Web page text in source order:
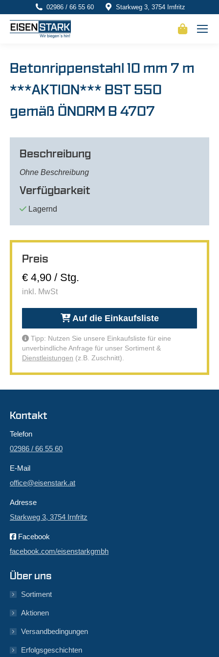
02986 / 66 55 60 Starkweg 3, 3754 Irnfritz
Betonrippenstahl 10 mm 7 m
***AKTION*** BST 550
gemäß ÖNORM B 4707
Beschreibung
Ohne Beschreibung
Verfügbarkeit
Lagernd
Preis
€ 4,90 / Stg.
inkl. MwSt
Auf die Einkaufsliste
Tipp: Nutzen Sie unsere Einkaufsliste für eine
unverbindliche Anfrage für unser Sortiment &
Dienstleistungen (z.B. Zuschnitt).
Kontakt
Telefon
02986 / 66 55 60
E-Mail
office@eisenstark.at
Adresse
Starkweg 3, 3754 Irnfritz
Facebook
facebook.com/eisenstarkgmbh
Über uns
Sortiment
Aktionen
Versandbedingungen
Erfolgsgeschichten